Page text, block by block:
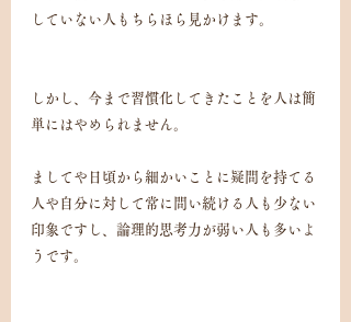
していない人もちらほら見かけます。
しかし、今まで習慣化してきたことを人は簡
単にはやめられません。
ましてや日頃から細かいことに疑問を持てる
人や自分に対して常に問い続ける人も少ない
印象ですし、論理的思考力が弱い人も多いよ
うです。